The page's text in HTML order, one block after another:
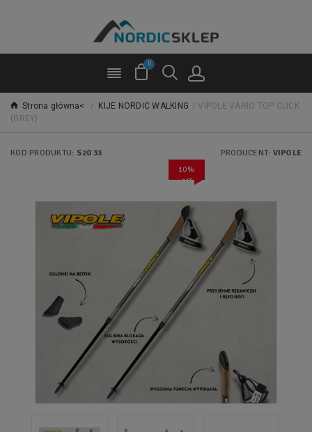
0
Strona główna< / KIJE NORDIC WALKING / VIPOLE VARIO TOP CLICK
(GREY)
KOD PRODUKTU: S20 33 PRODUCENT: VIPOLE
10%
Off